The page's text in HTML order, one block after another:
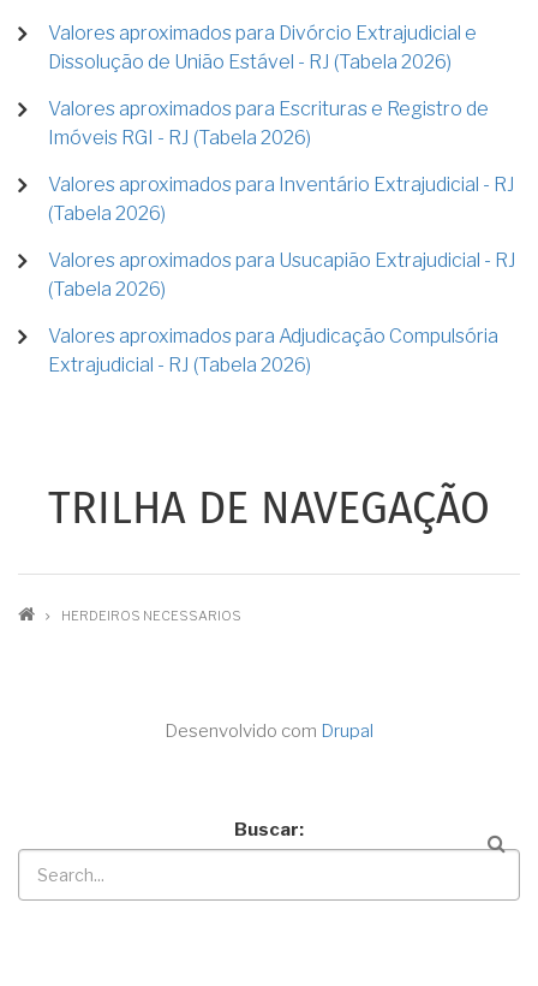
Valores aproximados para Divórcio Extrajudicial e
Dissolução de União Estável - RJ (Tabela 2026)
Valores aproximados para Escrituras e Registro de
Imóveis RGI - RJ (Tabela 2026)
Valores aproximados para Inventário Extrajudicial - RJ
(Tabela 2026)
Valores aproximados para Usucapião Extrajudicial - RJ
(Tabela 2026)
Valores aproximados para Adjudicação Compulsória
Extrajudicial - RJ (Tabela 2026)
TRILHA DE NAVEGAÇÃO
HERDEIROS NECESSARIOS
Desenvolvido com Drupal
Buscar